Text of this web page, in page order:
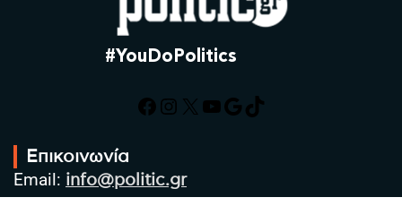
#YouDoPolitics
Facebook
Instagram
X YouTube
Google
TikTok
Επικοινωνία
Email: info@politic.gr